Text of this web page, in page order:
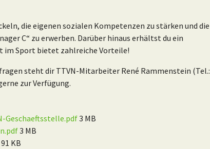
die eigenen sozialen Kompetenzen zu stärken und die
C“ zu erwerben. Darüber hinaus erhältst du ein
im Sport bietet zahlreiche Vorteile!
steht dir TTVN-Mitarbeiter René Rammenstein (Tel.:
zur Verfügung.
Geschaeftsstelle.pdf3 MB
3 MB
91 KB